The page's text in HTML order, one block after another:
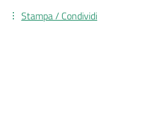
Stampa / Condividi